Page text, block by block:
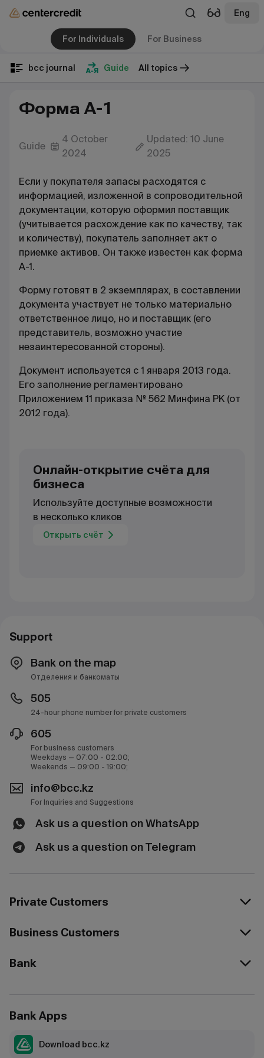
Eng
For Individuals For Business
bcc journal Guide All topics
Форма А-1
Guide
4 October
2024
Updated: 10 June
2025
Если у покупателя запасы расходятся с
информацией, изложенной в сопроводительной
документации, которую оформил поставщик
(учитывается расхождение как по качеству, так
и количеству), покупатель заполняет акт о
приемке активов. Он также известен как форма
А-1.
Форму готовят в 2 экземплярах, в составлении
документа участвует не только материально
ответственное лицо, но и поставщик (его
представитель, возможно участие
незаинтересованной стороны).
Документ используется с 1 января 2013 года.
Его заполнение регламентировано
Приложением 11 приказа № 562 Минфина РК (от
2012 года).
Онлайн-открытие счёта для
бизнеса
Используйте доступные возможности
в несколько кликов
Открыть счёт
Support
Bank on the map
Отделения и банкоматы
505
24-hour phone number for private customers
605
For business customers
Weekdays — 07:00 - 02:00;
Weekends — 09:00 - 19:00;
info@bcc.kz
For Inquiries and Suggestions
Ask us a question on WhatsApp
Ask us a question on Telegram
Private Customers
Business Customers
Bank
Bank Apps
Download bcc.kz